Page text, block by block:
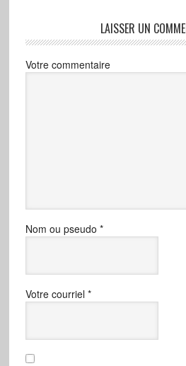
LAISSER UN
Votre commentaire
Nom ou pseudo *
Votre courriel *